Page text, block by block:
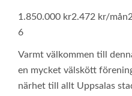
1.850.000 kr2.472 kr/mån
6
Varmt välkommen till
en mycket välskött
närhet till allt Uppsalas